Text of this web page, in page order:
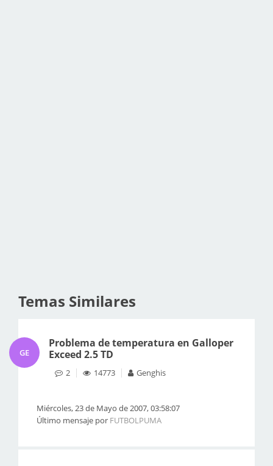
Temas Similares
GE
Problema de temperatura en Galloper
Exceed 2.5 TD
2 14773 Genghis
Miércoles, 23 de Mayo de 2007, 03:58:07
Último mensaje por FUTBOLPUMA